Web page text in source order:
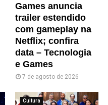
Games anuncia
trailer estendido
com gameplay na
Netflix; confira
data – Tecnologia
e Games
7 de agosto de 2026
Cultura